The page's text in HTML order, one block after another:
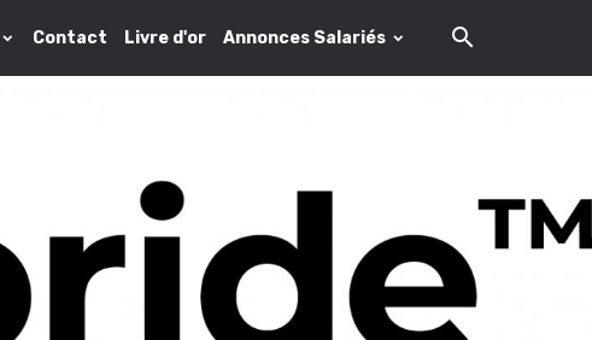
Contact Livre d'or Annonces Salariés